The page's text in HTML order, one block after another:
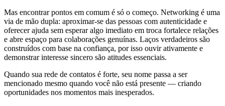
Mas encontrar pontos em comum é só o começo. Networking é uma
via de mão dupla: aproximar-se das pessoas com autenticidade e
oferecer ajuda sem esperar algo imediato em troca fortalece relações
e abre espaço para colaborações genuínas. Laços verdadeiros são
construídos com base na confiança, por isso ouvir ativamente e
demonstrar interesse sincero são atitudes essenciais.
Quando sua rede de contatos é forte, seu nome passa a ser
mencionado mesmo quando você não está presente — criando
oportunidades nos momentos mais inesperados.